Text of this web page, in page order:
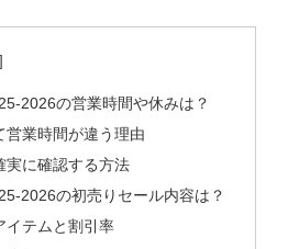
2026の営業時間や休みは？
営業時間が違う理由
実に確認する方法
2026の初売りセール内容は？
イテムと割引率